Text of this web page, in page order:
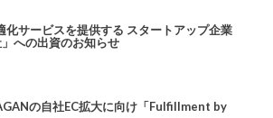
化サービスを提供する スタートアップ企業
への出資のお知らせ
の自社EC拡大に向け「Fulfillment by